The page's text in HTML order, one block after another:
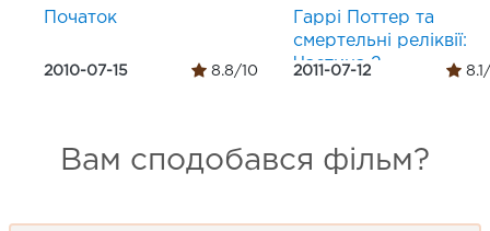
Початок
2010-07-15 8.8/10
Гаррі Поттер та
смертельні реліквії:
Частина 2
2011-07-12
Вам сподобався фільм?